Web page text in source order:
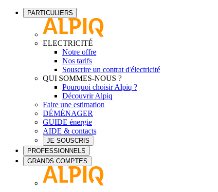
PARTICULIERS
ELECTRICITÉ
Notre offre
Nos tarifs
Souscrire un contrat d'électricité
QUI SOMMES-NOUS ?
Pourquoi choisir Alpiq ?
Découvrir Alpiq
Faire une estimation
DÉMÉNAGER
GUIDE énergie
AIDE & contacts
JE SOUSCRIS
PROFESSIONNELS
GRANDS COMPTES